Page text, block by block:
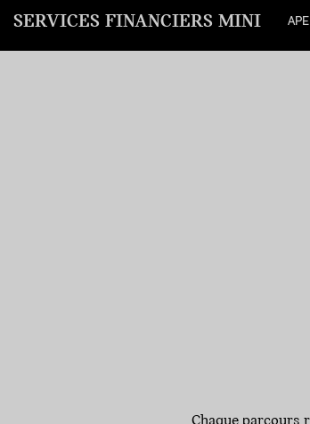
SERVICES FINANCIERS MINI